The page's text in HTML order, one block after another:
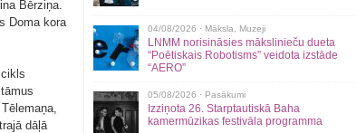
Bērziņa.
Doma kora
dāļā
04/08/2026 · Māksla Muzeji
LNMM norisināsies mākslinieču dueta
“Poētiskais Robotisms” veidota izstāde
“AERO”
05/08/2026 · Pasākumi
Izziņota 26. Starptautiskā Baha
kamermūzikas festivāla programma